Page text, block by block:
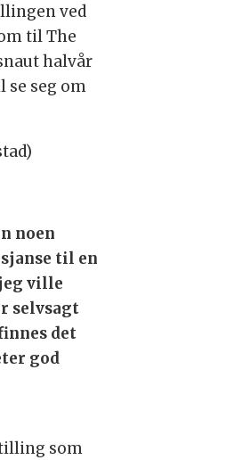
ved
til The
halvår
se seg om
noen
til en
ville
selvsagt
det
god
som